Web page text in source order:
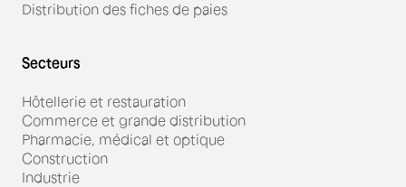
Distribution des fiches de paies
Secteurs
Hôtellerie et restauration
Commerce et grande distribution
Pharmacie, médical et optique
Construction
Industrie